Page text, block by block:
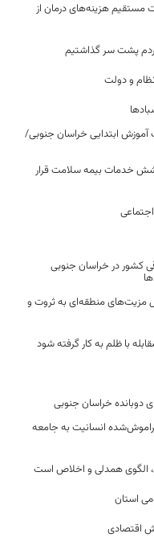
مستقیم هزینه‌های درمان از
پشت سر گذاشتیم
و دولت
آموزش ابتدایی خراسان جنوبی/
خدمات بیمه سلامت قرار
کشور در خراسان جنوبی
مزیت‌های منطقه‌ای به ثروت و
با ظلم به کار گرفته شود
انسانیت به جامعه
الگوی همدلی و اخلاص است
استان
اقتصادی